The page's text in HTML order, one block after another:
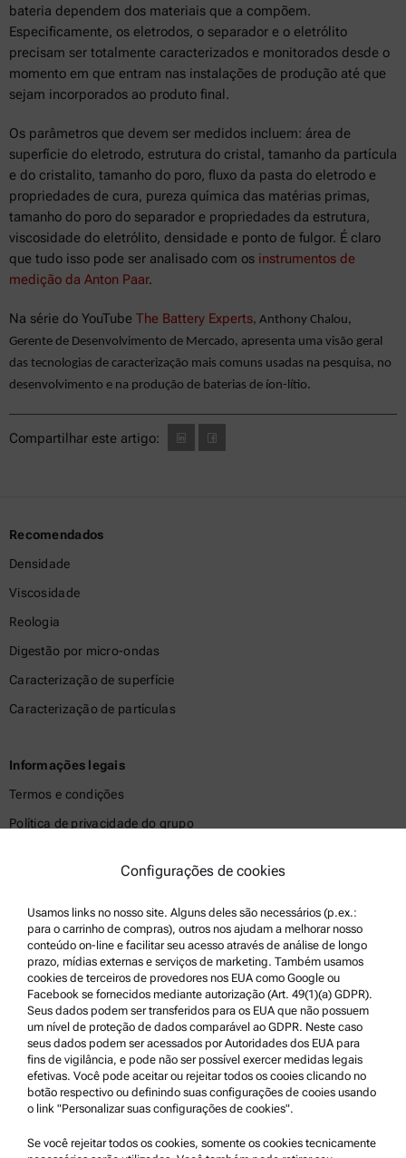
bateria dependem dos materiais que a compõem.
Especificamente, os eletrodos, o separador e o eletrólito
precisam ser totalmente caracterizados e monitorados desde o
momento em que entram nas instalações de produção até que
sejam incorporados ao produto final.
Os parâmetros que devem ser medidos incluem: área de
superfície do eletrodo, estrutura do cristal, tamanho da partícula
e do cristalito, tamanho do poro, fluxo da pasta do eletrodo e
propriedades de cura, pureza química das matérias primas,
tamanho do poro do separador e propriedades da estrutura,
viscosidade do eletrólito, densidade e ponto de fulgor. É claro
que tudo isso pode ser analisado com os instrumentos de
medição da Anton Paar.
Na série do YouTube The Battery Experts, Anthony Chalou,
Gerente de Desenvolvimento de Mercado, apresenta uma visão geral
das tecnologias de caracterização mais comuns usadas na pesquisa, no
desenvolvimento e na produção de baterias de íon-lítio.
Compartilhar este artigo:
Recomendados
Densidade
Viscosidade
Reologia
Digestão por micro-ondas
Caracterização de superfície
Caracterização de partículas
Informações legais
Termos e condições
Política de privacidade do grupo
Termos de uso
Marcas registradas
Canal de denúncias
Suporte ao produto
Serviço certificado Anton Paar
Declaração de Segurança
Centros Técnicos Anton Paar
Entre em contato conosco
Configurações de cookies
Usamos links no nosso site. Alguns deles são necessários (p.ex.:
para o carrinho de compras), outros nos ajudam a melhorar nosso
conteúdo on-line e facilitar seu acesso através de análise de longo
prazo, mídias externas e serviços de marketing. Também usamos
cookies de terceiros de provedores nos EUA como Google ou
Facebook se fornecidos mediante autorização (Art. 49(1)(a) GDPR).
Seus dados podem ser transferidos para os EUA que não possuem
um nível de proteção de dados comparável ao GDPR. Neste caso
seus dados podem ser acessados por Autoridades dos EUA para
fins de vigilância, e pode não ser possível exercer medidas legais
efetivas. Você pode aceitar ou rejeitar todos os cooies clicando no
botão respectivo ou definindo suas configurações de cooies usando
o link "Personalizar suas configurações de cookies".
Se você rejeitar todos os cookies, somente os cookies tecnicamente